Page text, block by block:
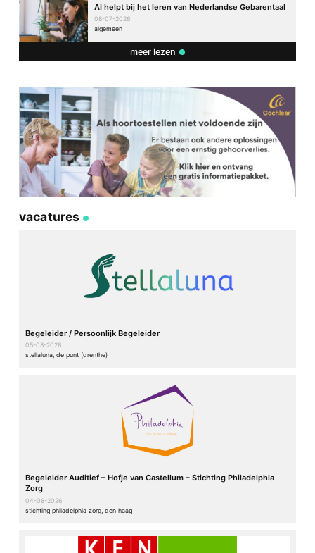
AI helpt bij het leren van Nederlandse Gebarentaal
08-07-2026
algemeen
meer lezen
vacatures
Begeleider / Persoonlijk Begeleider
05-08-2026
stellaluna, de punt (drenthe)
Begeleider Auditief – Hofje van Castellum – Stichting Philadelphia
Zorg
04-08-2026
stichting philadelphia zorg, den haag